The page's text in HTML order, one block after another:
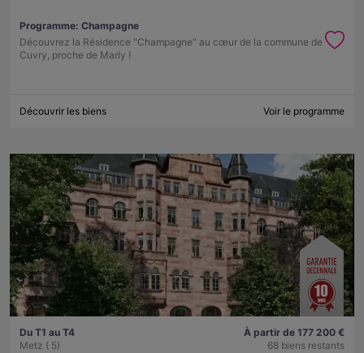
Programme: Champagne
Découvrez la Résidence "Champagne" au cœur de la commune de
Cuvry, proche de Marly !
Découvrir les biens Voir le programme
Du T1 au T4
Metz ( 5)
À partir de 177 200 €
68 biens restants